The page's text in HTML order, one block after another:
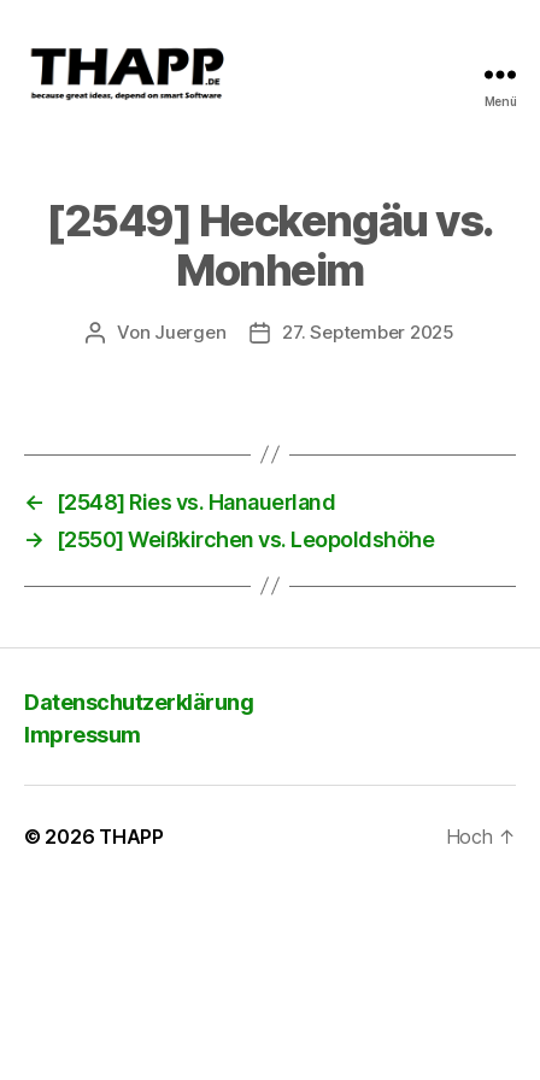
Menü
[2549] Heckengäu vs.
Monheim
Beitragsautor
Von Juergen Beitragsdatum
27. September 2025
←
[2548] Ries vs. Hanauerland
→
[2550] Weißkirchen vs. Leopoldshöhe
Datenschutzerklärung
Impressum
© 2026 THAPP Hoch ↑